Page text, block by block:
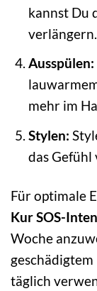
kannst Du
verlängern.
Ausspülen:
mehr im
Stylen:
das Gefühl
Für optimale
Kur SOS-
Woche
täglich